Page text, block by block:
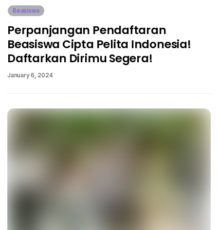
Beasiswa
Perpanjangan Pendaftaran
Beasiswa Cipta Pelita Indonesia!
Daftarkan Dirimu Segera!
January 6, 2024